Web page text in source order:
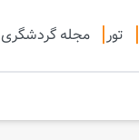
تور مجله گردشگری